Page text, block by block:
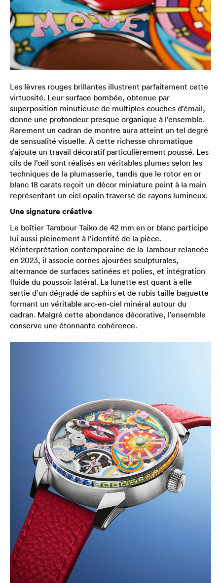
Les lèvres rouges brillantes illustrent parfaitement cette
virtuosité. Leur surface bombée, obtenue par
superposition minutieuse de multiples couches d’émail,
donne une profondeur presque organique à l’ensemble.
Rarement un cadran de montre aura atteint un tel degré
de sensualité visuelle. À cette richesse chromatique
s’ajoute un travail décoratif particulièrement poussé. Les
cils de l’œil sont réalisés en véritables plumes selon les
techniques de la plumasserie, tandis que le rotor en or
blanc 18 carats reçoit un décor miniature peint à la main
représentant un ciel opalin traversé de rayons lumineux.
Une signature créative
Le boîtier Tambour Taiko de 42 mm en or blanc participe
lui aussi pleinement à l’identité de la pièce.
Réinterprétation contemporaine de la Tambour relancée
en 2023, il associe cornes ajourées sculpturales,
alternance de surfaces satinées et polies, et intégration
fluide du poussoir latéral. La lunette est quant à elle
sertie d’un dégradé de saphirs et de rubis taille baguette
formant un véritable arc-en-ciel minéral autour du
cadran. Malgré cette abondance décorative, l’ensemble
conserve une étonnante cohérence.